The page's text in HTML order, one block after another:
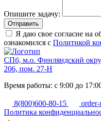
Опишите задачу:
Отправить
Я даю свое согласие на
ознакомился с Политикой
СПб, м.о. Финляндский
206, пом. 27-Н
Время работы: с 9:00 до
8(800)600-80-15
Политика